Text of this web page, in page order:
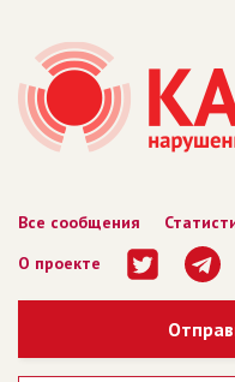
Все сообщения
О проекте